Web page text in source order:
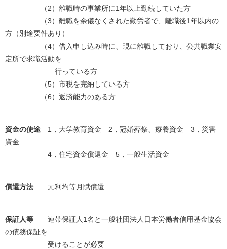
（2）離職時の事業所に1年以上勤続していた方
（3）離職を余儀なくされた勤労者で、離職後1年以内の
方（別途要件あり）
（4）借入申し込み時に、現に離職しており、公共職業安
定所で求職活動を
行っている方
（5）市税を完納している方
（6）返済能力のある方
資金の使途 1，大学教育資金 2，冠婚葬祭、療養資金 3，災害
資金
4，住宅資金償還金 5，一般生活資金
償還方法 元利均等月賦償還
保証人等 連帯保証人1名と一般社団法人日本労働者信用基金協会
の債務保証を
受けることが必要